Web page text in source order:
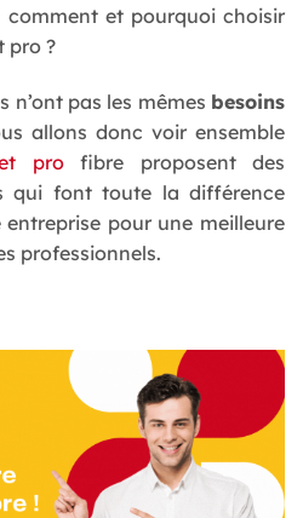
comment et pourquoi choisir
pro ?
n’ont pas les mêmes besoins
allons donc voir ensemble
profibre proposent des
qui font toute la différence
pour une meilleure
professionnels.